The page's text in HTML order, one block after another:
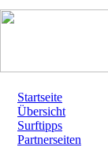
Startseite
Übersicht
Surftipps
Partnerseiten